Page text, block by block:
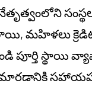
మహిళలు
పూర్తి స్థాయి